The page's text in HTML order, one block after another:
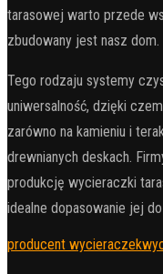
tarasowej warto przede
zbudowany jest nasz dom.
Tego rodzaju systemy
uniwersalność, dzięki
zarówno na kamieniu i
drewnianych deskach.
produkcję wycieraczki
idealne dopasowanie jej
producent wycieraczek